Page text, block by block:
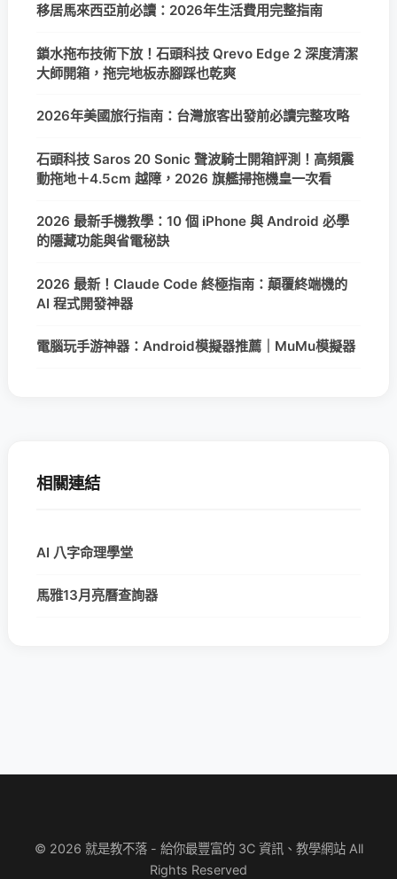
移居馬來西亞前必讀：2026年生活費用完整指南
鎖水拖布技術下放！石頭科技 Qrevo Edge 2 深度清潔
大師開箱，拖完地板赤腳踩也乾爽
2026年美國旅行指南：台灣旅客出發前必讀完整攻略
石頭科技 Saros 20 Sonic 聲波騎士開箱評測！高頻震
動拖地＋4.5cm 越障，2026 旗艦掃拖機皇一次看
2026 最新手機教學：10 個 iPhone 與 Android 必學
的隱藏功能與省電秘訣
2026 最新！Claude Code 終極指南：顛覆終端機的
AI 程式開發神器
電腦玩手游神器：Android模擬器推薦｜MuMu模擬器
相關連結
AI 八字命理學堂
馬雅13月亮曆查詢器
© 2026 就是教不落 - 給你最豐富的 3C 資訊、教學網站 All
Rights Reserved